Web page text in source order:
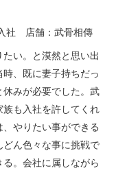
社 店舗：武骨相傳
い。と漠然と思い出
、既に妻子持ちだっ
みが必要でした。武
も入社を許してくれ
やりたい事ができる
ん色々な事に挑戦で
。会社に属しながら